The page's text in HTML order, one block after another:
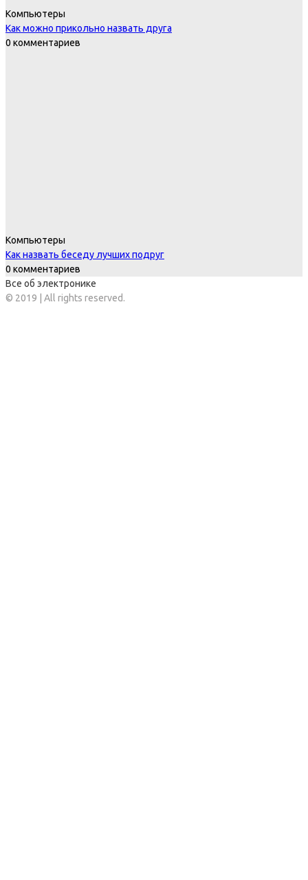
Компьютеры
Как можно прикольно назвать друга
0 комментариев
Компьютеры
Как назвать беседу лучших подруг
0 комментариев
Все об электронике
© 2019 | All rights reserved.